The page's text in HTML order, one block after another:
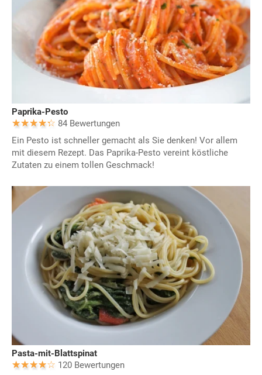
Paprika-Pesto
84 Bewertungen
Ein Pesto ist schneller gemacht als Sie denken! Vor allem
mit diesem Rezept. Das Paprika-Pesto vereint köstliche
Zutaten zu einem tollen Geschmack!
Pasta-mit-Blattspinat
120 Bewertungen